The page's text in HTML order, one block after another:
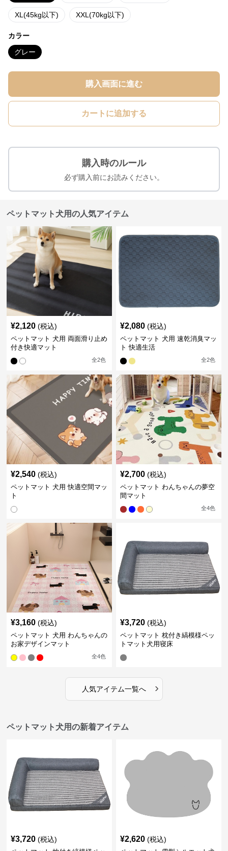
XL(45kg以下) XXL(70kg以下)
カラー
グレー
購入画面に進む
カートに追加する
購入時のルール
必ず購入前にお読みください。
ペットマット犬用の人気アイテム
¥2,120 (税込)
ペットマット 犬用 両面滑り止め
付き快適マット
全2色
¥2,080 (税込)
ペットマット 犬用 速乾消臭マッ
ト 快適生活
全2色
¥2,540 (税込)
ペットマット 犬用 快適空間マッ
ト
¥2,700 (税込)
ペットマット わんちゃんの夢空
間マット
全4色
¥3,160 (税込)
ペットマット 犬用 わんちゃんの
お家デザインマット
全4色
¥3,720 (税込)
ペットマット 枕付き縞模様ペッ
トマット犬用寝床
人気アイテム一覧へ ›
ペットマット犬用の新着アイテム
¥3,720 (税込) ¥2,620 (税込)